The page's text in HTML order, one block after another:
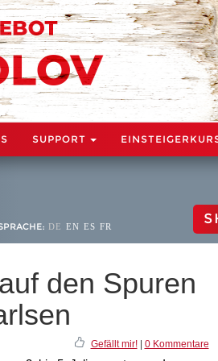
SUPPORT
DE EN ES FR
den Spuren
Gefällt mir!| 0 Kommentare